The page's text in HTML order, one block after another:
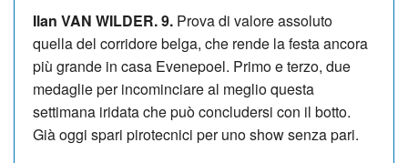
Ilan VAN WILDER. 9. Prova di valore assoluto
quella del corridore belga, che rende la festa ancora
più grande in casa Evenepoel. Primo e terzo, due
medaglie per incominciare al meglio questa
settimana iridata che può concludersi con il botto.
Già oggi spari pirotecnici per uno show senza pari.